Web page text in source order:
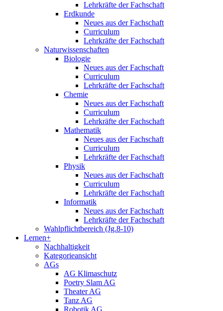
Lehrkräfte der Fachschaft
Erdkunde
Neues aus der Fachschaft
Curriculum
Lehrkräfte der Fachschaft
Naturwissenschaften
Biologie
Neues aus der Fachschaft
Curriculum
Lehrkräfte der Fachschaft
Chemie
Neues aus der Fachschaft
Curriculum
Lehrkräfte der Fachschaft
Mathematik
Neues aus der Fachschaft
Curriculum
Lehrkräfte der Fachschaft
Physik
Neues aus der Fachschaft
Curriculum
Lehrkräfte der Fachschaft
Informatik
Neues aus der Fachschaft
Lehrkräfte der Fachschaft
Wahlpflichtbereich (Jg.8-10)
Lernen+
Nachhaltigkeit
Kategorieansicht
AGs
AG Klimaschutz
Poetry Slam AG
Theater AG
Tanz AG